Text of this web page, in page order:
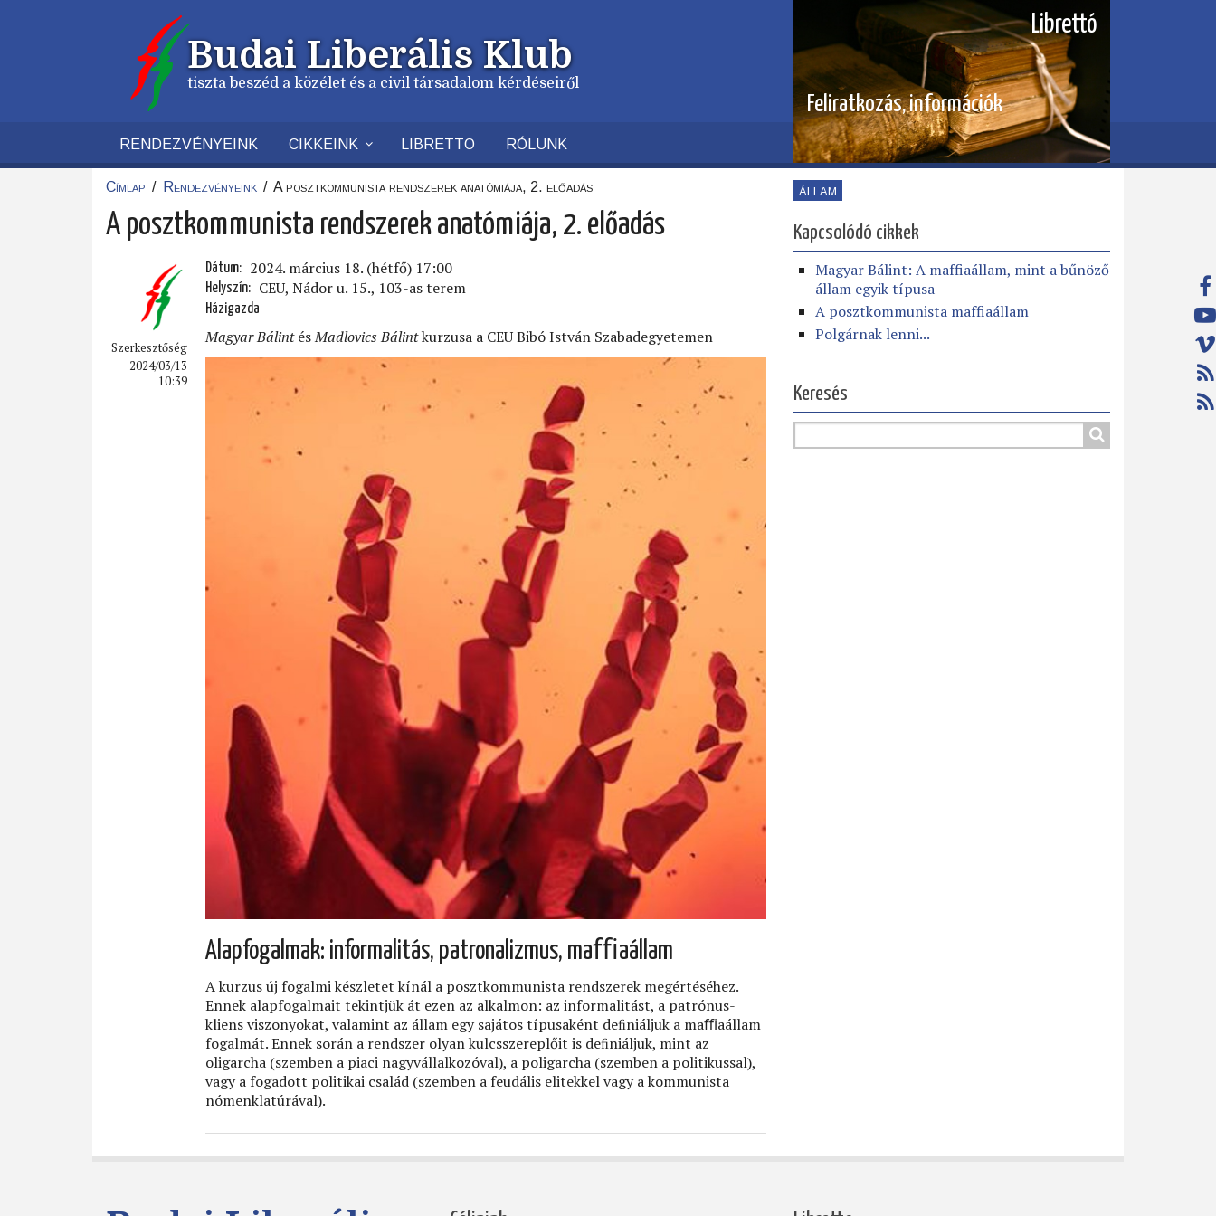
Budai Liberális Klub
tiszta beszéd a közélet és a civil társadalom kérdéseiről
Librettó
Feliratkozás, információk
RENDEZVÉNYEINK CIKKEINK LIBRETTO RÓLUNK
Címlap / Rendezvényeink / A posztkommunista rendszerek anatómiája, 2. előadás
A posztkommunista rendszerek anatómiája, 2. előadás
Szerkesztőség
2024/03/13
10:39
Dátum 2024. március 18. (hétfő) 17:00
Helyszín CEU, Nádor u. 15., 103-as terem
Házigazda
Magyar BálintésMadlovics Bálintkurzusa a CEU Bibó István Szabadegyetemen
Alapfogalmak: informalitás, patronalizmus, maﬃaállam
A kurzus új fogalmi készletet kínál a posztkommunista rendszerek megértéséhez.
Ennek alapfogalmait tekintjük át ezen az alkalmon: az informalitást, a patrónus-
kliens viszonyokat, valamint az állam egy sajátos típusaként deﬁniáljuk a maﬃaállam
fogalmát. Ennek során a rendszer olyan kulcsszereplőit is deﬁniáljuk, mint az
oligarcha (szemben a piaci nagyvállalkozóval), a poligarcha (szemben a politikussal),
vagy a fogadott politikai család (szemben a feudális elitekkel vagy a kommunista
nómenklatúrával).
ÁLLAM
Kapcsolódó cikkek
Magyar Bálint: A maffiaállam, mint a bűnöző
állam egyik típusa
A posztkommunista maffiaállam
Polgárnak lenni...
Keresés